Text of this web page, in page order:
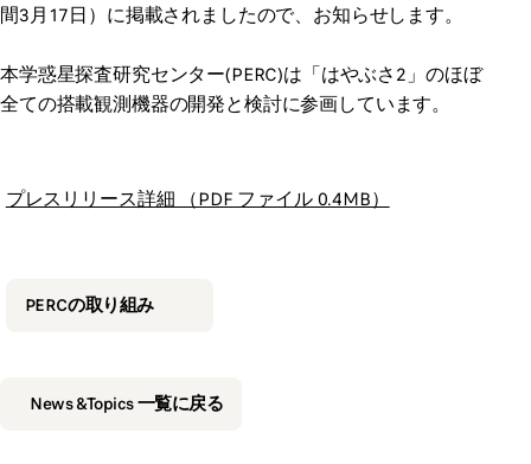
間3月17日）に掲載されましたので、お知らせします。
本学惑星探査研究センター(PERC)は「はやぶさ2」のほぼ
全ての搭載観測機器の開発と検討に参画しています。
プレスリリース詳細 （PDF ファイル 0.4MB）
PERCの取り組み
News &Topics 一覧に戻る